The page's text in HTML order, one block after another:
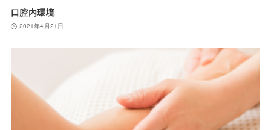
口腔内環境
2021年4月21日